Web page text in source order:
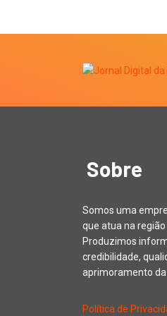
Sobre
Somos uma
que atua na
Produzimos
credibilidade,
aprimoramento da
Política de